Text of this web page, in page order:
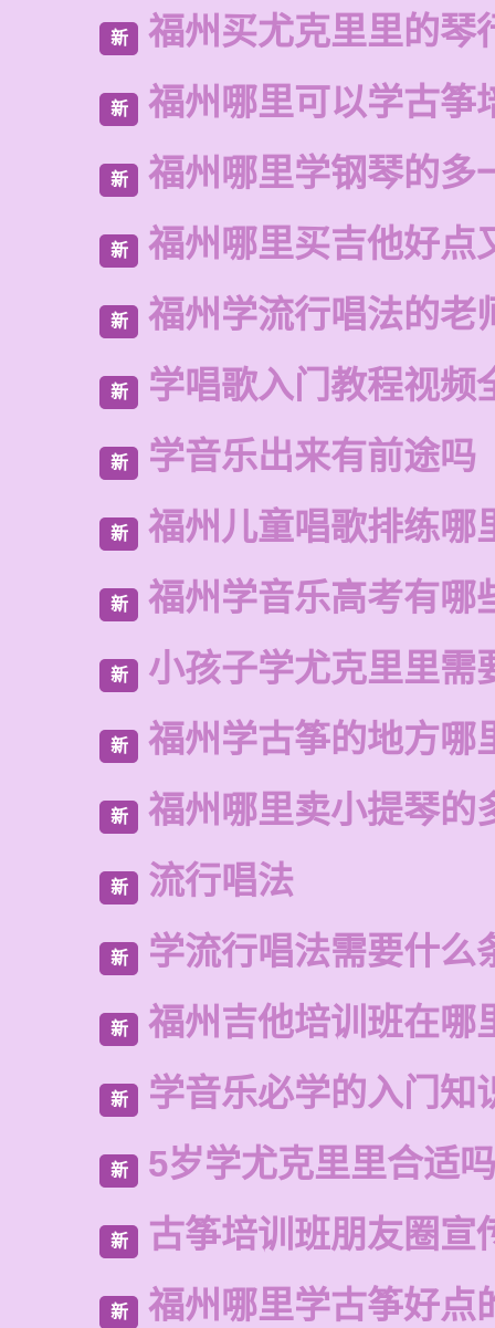
新 福州买尤克里里的琴
新 福州哪里可以学古筝
新 福州哪里学钢琴的多
新 福州哪里买吉他好点
新 福州学流行唱法的老
新 学唱歌入门教程视频
新 学音乐出来有前途吗
新 福州儿童唱歌排练哪
新 福州学音乐高考有哪
新 小孩子学尤克里里需
新 福州学古筝的地方哪
新 福州哪里卖小提琴的
新 流行唱法
新 学流行唱法需要什么
新 福州吉他培训班在哪
新 学音乐必学的入门知
新 5岁学尤克里里合适
新 古筝培训班朋友圈宣
新 福州哪里学古筝好点